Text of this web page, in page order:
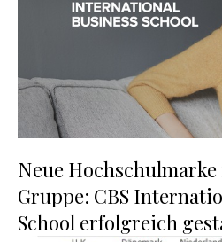
Neue
Gruppe: CBS
School erfolgreich